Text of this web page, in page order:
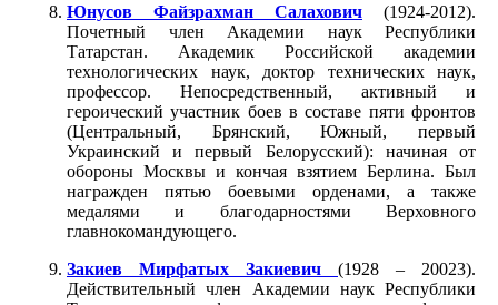
Юнусов Файзрахман Салахович (1924-2012).
Почетный член Академии наук Республики
Татарстан. Академик Российской академии
технологических наук, доктор технических наук,
профессор. Непосредственный, активный и
героический участник боев в составе пяти фронтов
(Центральный, Брянский, Южный, первый
Украинский и первый Белорусский): начиная от
обороны Москвы и кончая взятием Берлина. Был
награжден пятью боевыми орденами, а также
медалями и благодарностями Верховного
главнокомандующего.
Закиев Мирфатых Закиевич
(1928 – 20023).
Действительный член Академии наук Республики